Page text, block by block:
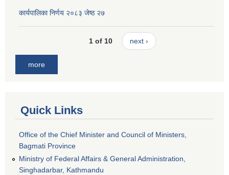
कार्यपालिका निर्णय २०८३ जेष्ठ २७
1 of 10 next ›
more
Quick Links
Office of the Chief Minister and Council of Ministers,
Bagmati Province
Ministry of Federal Affairs & General Administration,
Singhadarbar, Kathmandu